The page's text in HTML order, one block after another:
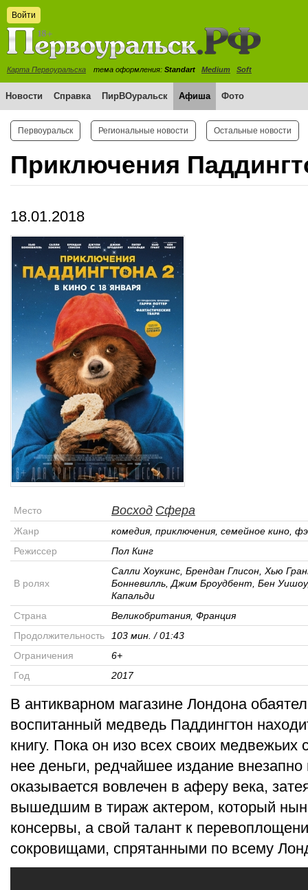
Войти
Карта Первоуральска тема оформления: Standart Medium Soft
Новости Справка ПирВОуральск Афиша Фото
Первоуральск Региональные новости Остальные новости
Приключения
18.01.2018
Место Восход Сфера
Жанр
комедия, приключения, семейное кино,
Режиссер
Пол Кинг
В ролях
Салли Хоукинс, Брендан Глисон, Хью
Бонневилль, Джим Броудбент, Бен
Капальди
Страна
Великобритания, Франция
Продолжительность
103 мин. / 01:43
Ограничения
6+
Год
2017
В антикварном магазине Лондона
воспитанный медведь Паддингтон
книгу. Пока он изо всех своих медвежьих
нее деньги, редчайшее издание
оказывается вовлечен в аферу века,
вышедшим в тираж актером, который
консервы, а свой талант к
сокровищами, спрятанными по всему